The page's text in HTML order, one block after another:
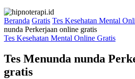
Beranda Gratis Tes Kesehatan Mental
nunda Perkerjaan online gratis
Tes Kesehatan Mental Online Gratis
Tes Menunda nunda
gratis